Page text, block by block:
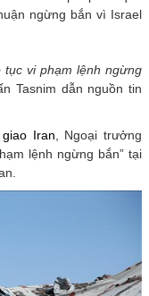
ngừng bắn vì Israel
tục vi phạm lệnh ngừng
Tasnim dẫn nguồn tin
Iran , Ngoại trưởng
lệnh ngừng bắn” tại